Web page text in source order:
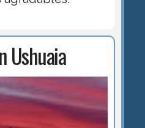
Ushuaia